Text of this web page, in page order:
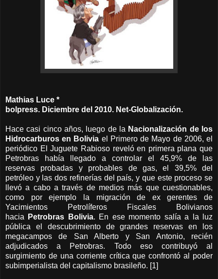
Mathias Luce *
bolpress. Diciembre del 2010. Net-Globalización.
Hace casi cinco años, luego de la Nacionalización de los
Hidrocarburos en Bolivia el Primero de Mayo de 2006, el
periódico El Juguete Rabioso reveló en primera plana que
Petrobras había llegado a controlar el 45,9% de las
reservas probadas y probables de gas, el 39,5% del
petróleo y las dos refinerías del país, y que este proceso se
llevó a cabo a través de medios más que cuestionables,
como por ejemplo la migración de ex gerentes de
Yacimientos Petrolíferos Fiscales Bolivianos
hacia
Petrobras Bolivia. En ese momento salía a la luz
pública el descubrimiento de grandes reservas en los
megacampos de San Alberto y San Antonio, recién
adjudicados a Petrobras. Todo eso contribuyó al
surgimiento de una corriente crítica que confrontó al poder
subimperialista del capitalismo brasileño. [1]